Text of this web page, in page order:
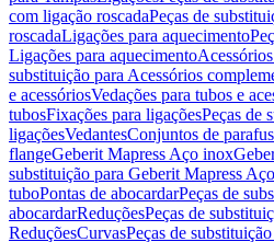
com ligação roscadaPeças de
roscadaLigações para aquecimento
Ligações para aquecimento
substituição para Acessórios
e acessóriosVedações para tubos e
tubosFixações para ligaçõesPeças de
ligaçõesVedantesConjuntos de
flangeGeberit Mapress Aço inox
substituição para Geberit Mapress
tuboPontas de abocardarPeças de
abocardarReduçõesPeças de
ReduçõesCurvasPeças de